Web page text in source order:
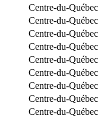
Centre-du-Québec
Centre-du-Québec
Centre-du-Québec
Centre-du-Québec
Centre-du-Québec
Centre-du-Québec
Centre-du-Québec
Centre-du-Québec
Centre-du-Québec